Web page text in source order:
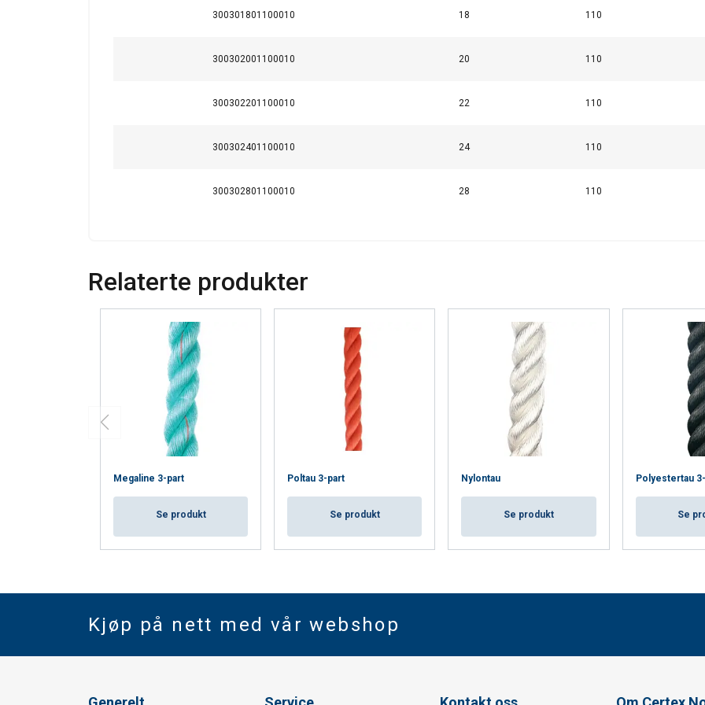
300301801100010 18 110
300302001100010 20 110
300302201100010 22 110
300302401100010 24 110
300302801100010 28 110
Relaterte produkter
Megaline 3-part
Se produkt
Poltau 3-part
Se produkt
Nylontau
Se produkt
Polyestertau
Se
Kjøp på nett med vår webshop